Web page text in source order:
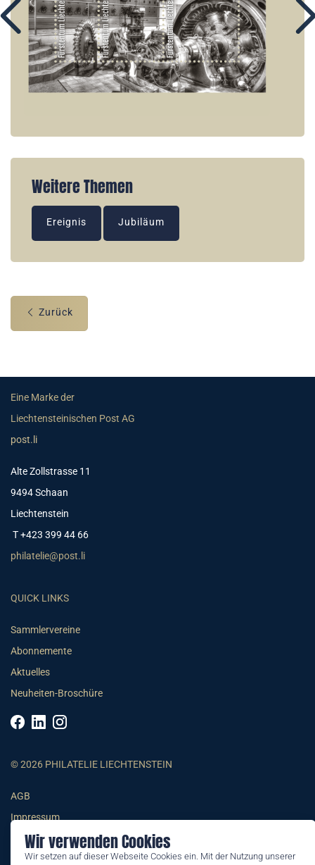
Wir verwenden Cookies
Wir setzen auf dieser Webseite Cookies ein. Mit der Nutzung unserer
Weitere Themen
Ereignis Jubiläum
Zurück
Eine Marke der
Liechtensteinischen Post AG
post.li
Alte Zollstrasse 11
9494 Schaan
Liechtenstein
T +423 399 44 66
philatelie@post.li
QUICK LINKS
Sammlervereine
Abonnemente
Aktuelles
Neuheiten-Broschüre
© 2026 PHILATELIE LIECHTENSTEIN
AGB
Impressum
Datenschutzerklärung